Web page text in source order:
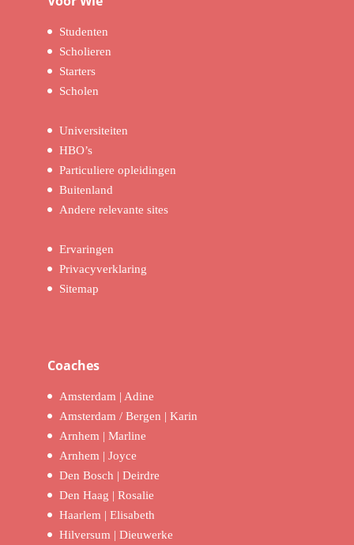
Studenten
Scholieren
Starters
Scholen
Universiteiten
HBO’s
Particuliere opleidingen
Buitenland
Andere relevante sites
Ervaringen
Privacyverklaring
Sitemap
Coaches
Amsterdam | Adine
Amsterdam / Bergen | Karin
Arnhem | Marline
Arnhem | Joyce
Den Bosch | Deirdre
Den Haag | Rosalie
Haarlem | Elisabeth
Hilversum | Dieuwerke